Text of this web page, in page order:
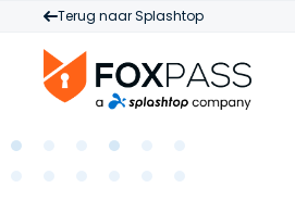
Terug naar Splashtop